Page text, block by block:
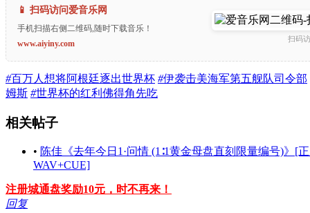
📱 扫码访问爱音乐网
手机扫描右侧二维码,随时下载音乐！
www.aiyiny.com
扫码
#百万人想将阿根廷逐出世界杯 #伊袭击美海军第五舰队司令部
姆斯 #世界杯的红利佛得角先吃
相关帖子
• 陈佳《去年今日1·问情 (1∶1黄金母盘直刻限量编号)》[
WAV+CUE]
注册城通盘奖励10元，时不再来！
回复